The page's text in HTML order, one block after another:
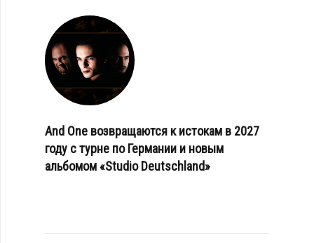
And One возвращаются к истокам в 2027
году с турне по Германии и новым
альбомом «Studio Deutschland»